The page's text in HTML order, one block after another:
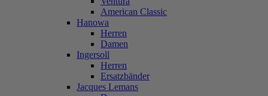
American Classic
Hanowa
Herren
Damen
Ingersoll
Herren
Ersatzbänder
Jacques Lemans